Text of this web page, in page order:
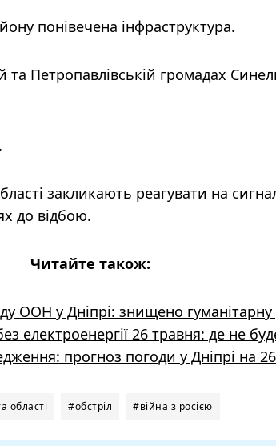
понівечена інфраструктура.
та Петропавлівській громадах
закликають реагувати на
до відбою.
Читайте також:
ООН у Дніпрі: знищено
електроенергії 26 травня: де не
прогноз погоди у Дніпрі на
області #обстріл #війна з росією